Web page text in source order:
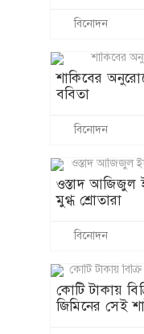
বিনোদন
শাকিবের
ববিতা
বিনোদন
ওস্তাদ আজিজুল
মুগ্ধ শ্রোতারা
বিনোদন
কোটি টাকায়
জিমিনের সেই